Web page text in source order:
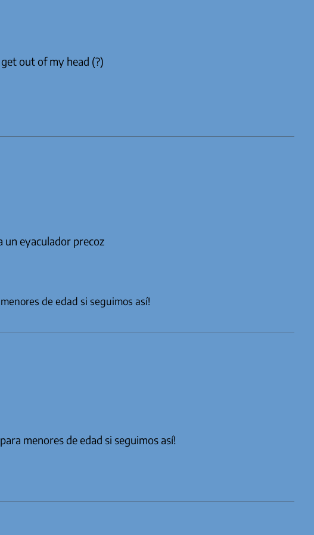
out of my head (?)
un eyaculador precoz
de edad si seguimos así!
menores de edad si seguimos así!